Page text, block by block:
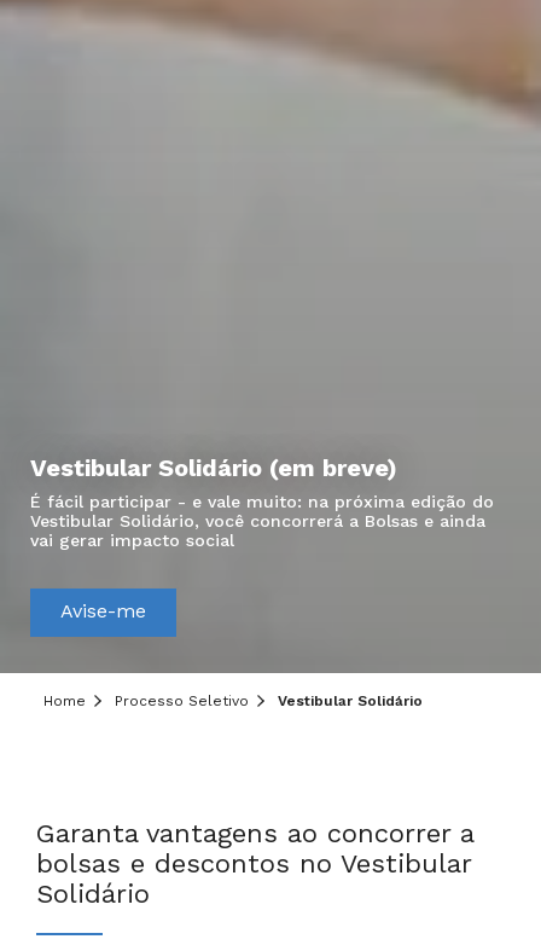
Vestibular Solidário (em breve)
É fácil participar - e vale muito: na próxima edição do
Vestibular Solidário, você concorrerá a Bolsas e ainda
vai gerar impacto social
Avise-me
Home Processo Seletivo Vestibular Solidário
Garanta vantagens ao concorrer a
bolsas e descontos no Vestibular
Solidário
Hei, você ainda tem dúvidas?
Precisa de mais informações sobre o curso,
Deixe aqui o seu contato que um de nossos